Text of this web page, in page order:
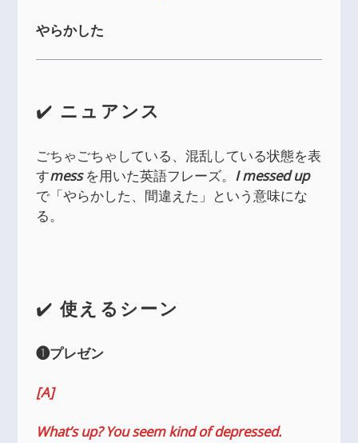
やらかした
✔️ ニュアンス
ごちゃごちゃしている、混乱している状態を表
すmessを用いた英語フレーズ。 I messed up
で「やらかした、間違えた」という意味にな
る。
✔️使えるシーン
❶プレゼン
[A]
What’s up? You seem kind of depressed.